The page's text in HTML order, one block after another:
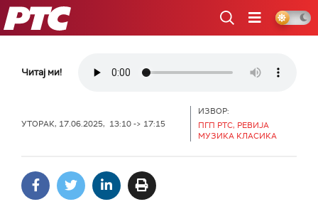
РТС
Читај ми!
УТОРАК, 17.06.2025, 13:10 -> 17:15
ИЗВОР:
ПГП РТС, РЕВИЈА
МУЗИКА КЛАСИКА